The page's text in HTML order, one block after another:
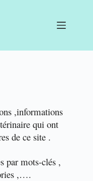
,informations
qui ont
de ce site .
par mots-clés ,
,….